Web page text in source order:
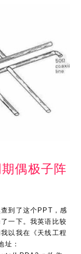
偶极子阵
到了这个PPT，感
一下。我英语比较
以我在《天线工程
址：